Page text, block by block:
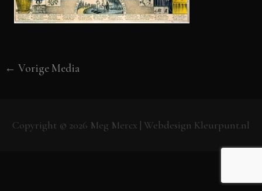
← Vorige Media
Copyright © 2026 Meg Mercx | Webdesign Kleurpunt.nl